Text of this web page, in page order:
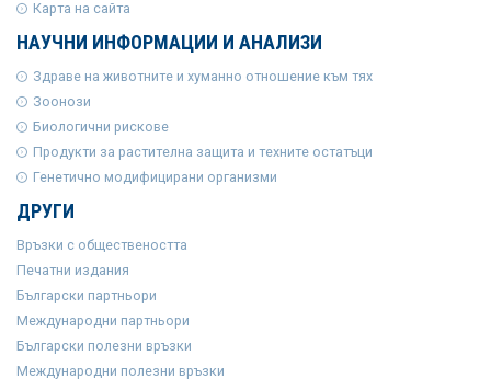
Карта на сайта
НАУЧНИ ИНФОРМАЦИИ И АНАЛИЗИ
Здраве на животните и хуманно отношение към тях
Зоонози
Биологични рискове
Продукти за растителна защита и техните остатъци
Генетично модифицирани организми
ДРУГИ
Връзки с обществеността
Печатни издания
Български партньори
Международни партньори
Български полезни връзки
Международни полезни връзки